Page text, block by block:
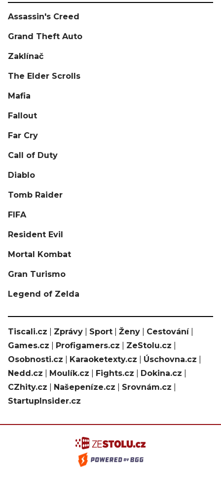
Assassin's Creed
Grand Theft Auto
Zaklínač
The Elder Scrolls
Mafia
Fallout
Far Cry
Call of Duty
Diablo
Tomb Raider
FIFA
Resident Evil
Mortal Kombat
Gran Turismo
Legend of Zelda
Tiscali.cz Zprávy Sport Ženy Cestování|
Games.cz
Profigamers.cz ZeStolu.cz
Osobnosti.cz
Karaoketexty.cz Úschovna.cz
Nedd.cz
Moulík.cz Fights.cz Dokina.cz
CZhity.cz
Našepeníze.cz Srovnám.cz
StartupInsider.cz